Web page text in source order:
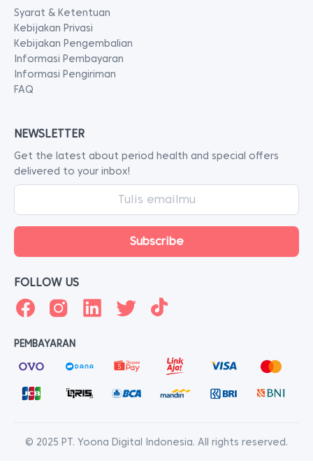
Syarat & Ketentuan
Kebijakan Privasi
Kebijakan Pengembalian
Informasi Pembayaran
Informasi Pengiriman
FAQ
NEWSLETTER
Get the latest about period health and special offers
delivered to your inbox!
FOLLOW US
PEMBAYARAN
© 2025 PT. Yoona Digital Indonesia. All rights reserved.